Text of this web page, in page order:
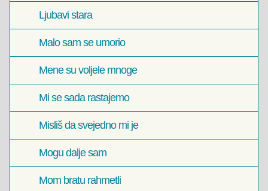
Ljubavi stara
Malo sam se umorio
Mene su voljele mnoge
Mi se sada rastajemo
Misliš da svejedno mi je
Mogu dalje sam
Mom bratu rahmetli